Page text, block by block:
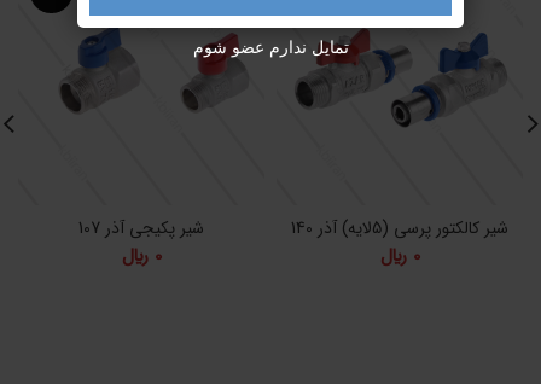
شیر کالکتور پرسی (5لایه) آذر 140
0 ﷼
شیر پکیجی آذر 107
0 ﷼
تمایل ندارم عضو شوم